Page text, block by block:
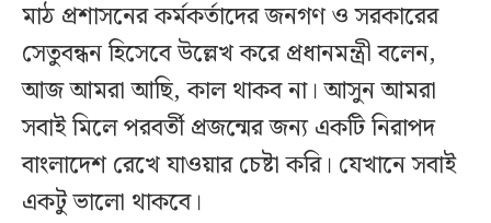
মাঠ প্রশাসনের কর্মকর্তাদের জনগণ ও সরকারের
সেতুবন্ধন হিসেবে উল্লেখ করে প্রধানমন্ত্রী বলেন,
আজ আমরা আছি, কাল থাকব না। আসুন আমরা
সবাই মিলে পরবর্তী প্রজন্মের জন্য একটি নিরাপদ
বাংলাদেশ রেখে যাওয়ার চেষ্টা করি। যেখানে সবাই
একটু ভালো থাকবে।